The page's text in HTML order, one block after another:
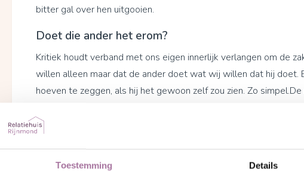
Toestemming Details
bitter gal over hen uitgooien.
Doet die ander het erom?
Kritiek houdt verband met ons eigen innerlijk verlangen om de
willen alleen maar dat de ander doet wat wij willen dat hij doet.
hoeven te zeggen, als hij het gewoon zelf zou zien. Zo
te hebben en boos te zijn. Als het allemaal gebeurde zoals het
Gevoelloos